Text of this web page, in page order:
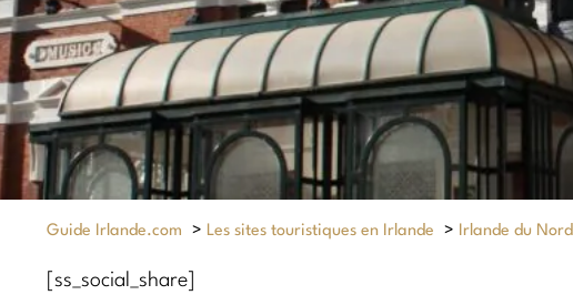
Guide Irlande.com > Les sites touristiques en Irlande > Irlande du Nord
[ss_social_share]